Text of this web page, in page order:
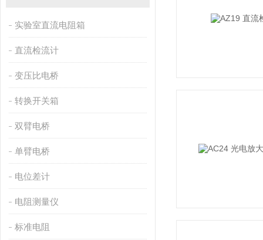
实验室直流电阻箱
直流检流计
变压比电桥
转换开关箱
双臂电桥
单臂电桥
电位差计
电阻测量仪
标准电阻